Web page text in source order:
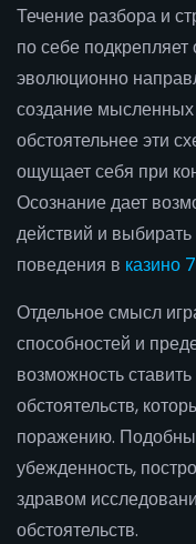
Течение разбора и
по себе
эволюционно
создание
обстоятельнее эти
ощущает себя при
Осознание дает
действий и
поведения в казино
Отдельное смысл
способностей и
возможность
обстоятельств,
поражению.
убежденность,
здравом
обстоятельств.